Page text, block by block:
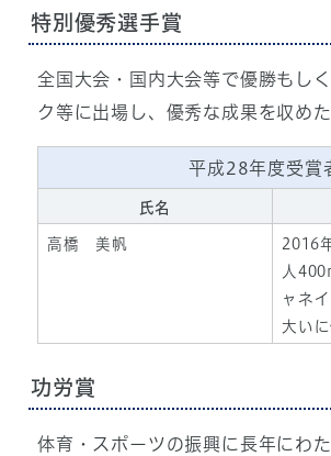
特別優秀選手賞
全国大会・国内大会等で優勝もし
ク等に出場し、優秀な成果を収め
平成28年度受賞
氏名
高橋 美帆
2016
人
ャネ
大い
功労賞
体育・スポーツの振興に長年にわ